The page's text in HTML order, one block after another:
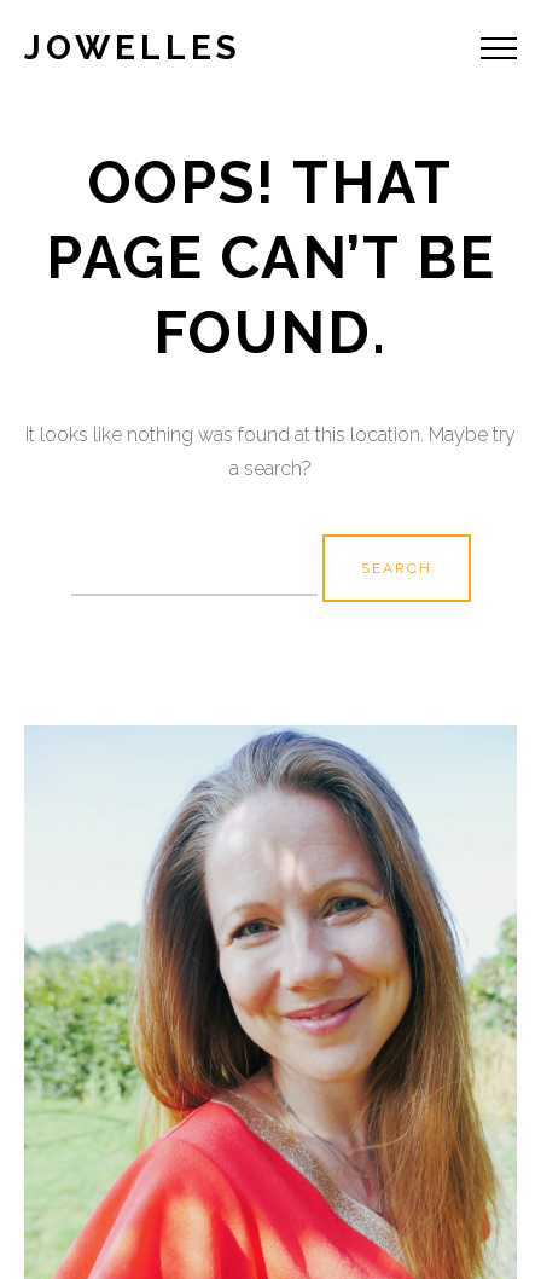
JOWELLES
OOPS! THAT
PAGE CAN’T BE
FOUND.
It looks like nothing was found at this location. Maybe try
a search?